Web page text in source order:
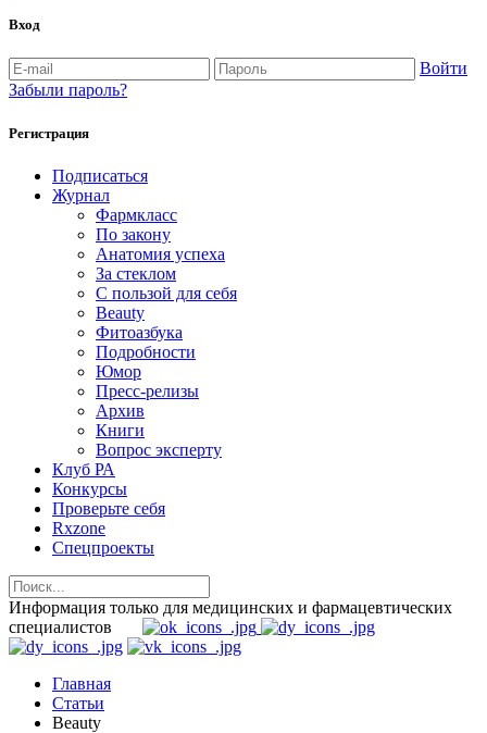
Вход
Войти
Забыли пароль?
Регистрация
Подписаться
Журнал
Фармкласс
По закону
Анатомия успеха
За стеклом
С пользой для себя
Beauty
Фитоазбука
Подробности
Юмор
Пресс-релизы
Архив
Книги
Вопрос эксперту
Клуб РА
Конкурсы
Проверьте себя
Rxzone
Спецпроекты
Информация только для медицинских и фармацевтических
специалистов
Главная
Статьи
Beauty